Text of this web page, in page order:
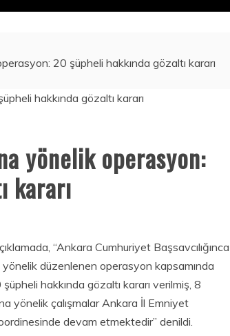
20 şüpheli hakkında gözaltı kararı
yönelik operasyon:
kararı
“Ankara Cumhuriyet Başsavcılığınca
yönelik düzenlenen operasyon kapsamında
hakkında gözaltı kararı verilmiş, 8
yönelik çalışmalar Ankara İl Emniyet
devam etmektedir” denildi.